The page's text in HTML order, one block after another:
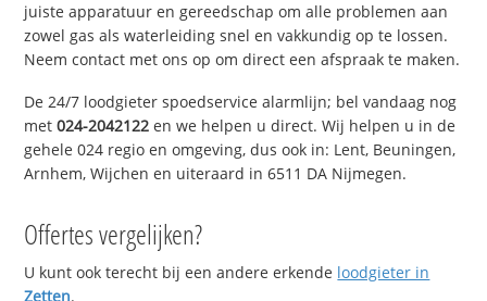
juiste apparatuur en gereedschap om alle problemen aan
zowel gas als waterleiding snel en vakkundig op te lossen.
Neem contact met ons op om direct een afspraak te maken.
De 24/7 loodgieter spoedservice alarmlijn; bel vandaag nog
met024-2042122 en we helpen u direct. Wij helpen u in de
gehele 024 regio en omgeving, dus ook in: Lent, Beuningen,
Arnhem, Wijchen en uiteraard in 6511 DA Nijmegen.
Offertes vergelijken?
U kunt ook terecht bij een andere erkende loodgieter in
Zetten.